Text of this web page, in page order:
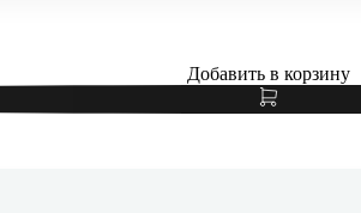
Добавить в корзину